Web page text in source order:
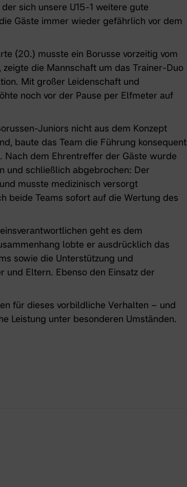
sich unsere U15-1 weitere gute
Gäste immer wieder gefährlich vor dem
(20.) musste ein Borusse vorzeitig vom
die Mannschaft um das Trainer-Duo
Mit großer Leidenschaft und
noch vor der Pause per Elfmeter auf
Juniors nicht aus dem Konzept
baute das Team die Führung konsequent
dem Ehrentreffer der Gäste wurde
und schließlich abgebrochen: Der
musste medizinisch versorgt
beide Teams sofort auf die Wertung des
geht es dem
lobte er ausdrücklich das
sowie die Unterstützung und
und Eltern. Ebenso den Einsatz der
für dieses vorbildliche Verhalten – und
Leistung unter besonderen Umständen.